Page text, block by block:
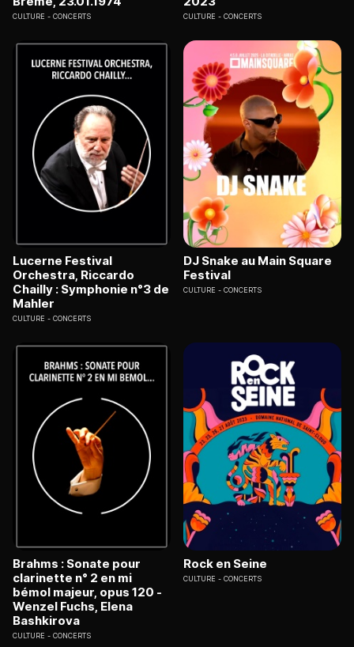
CULTURE CONCERTS CULTURE CONCERTS
Lucerne Festival
Orchestra, Riccardo
Chailly : Symphonie n°3 de
Mahler
CULTURE CONCERTS
DJ Snake au Main Square
Festival
CULTURE CONCERTS
Brahms : Sonate pour
clarinette n° 2 en mi
bémol majeur, opus 120 -
Wenzel Fuchs, Elena
Bashkirova
CULTURE CONCERTS
Rock en Seine
CULTURE CONCERTS